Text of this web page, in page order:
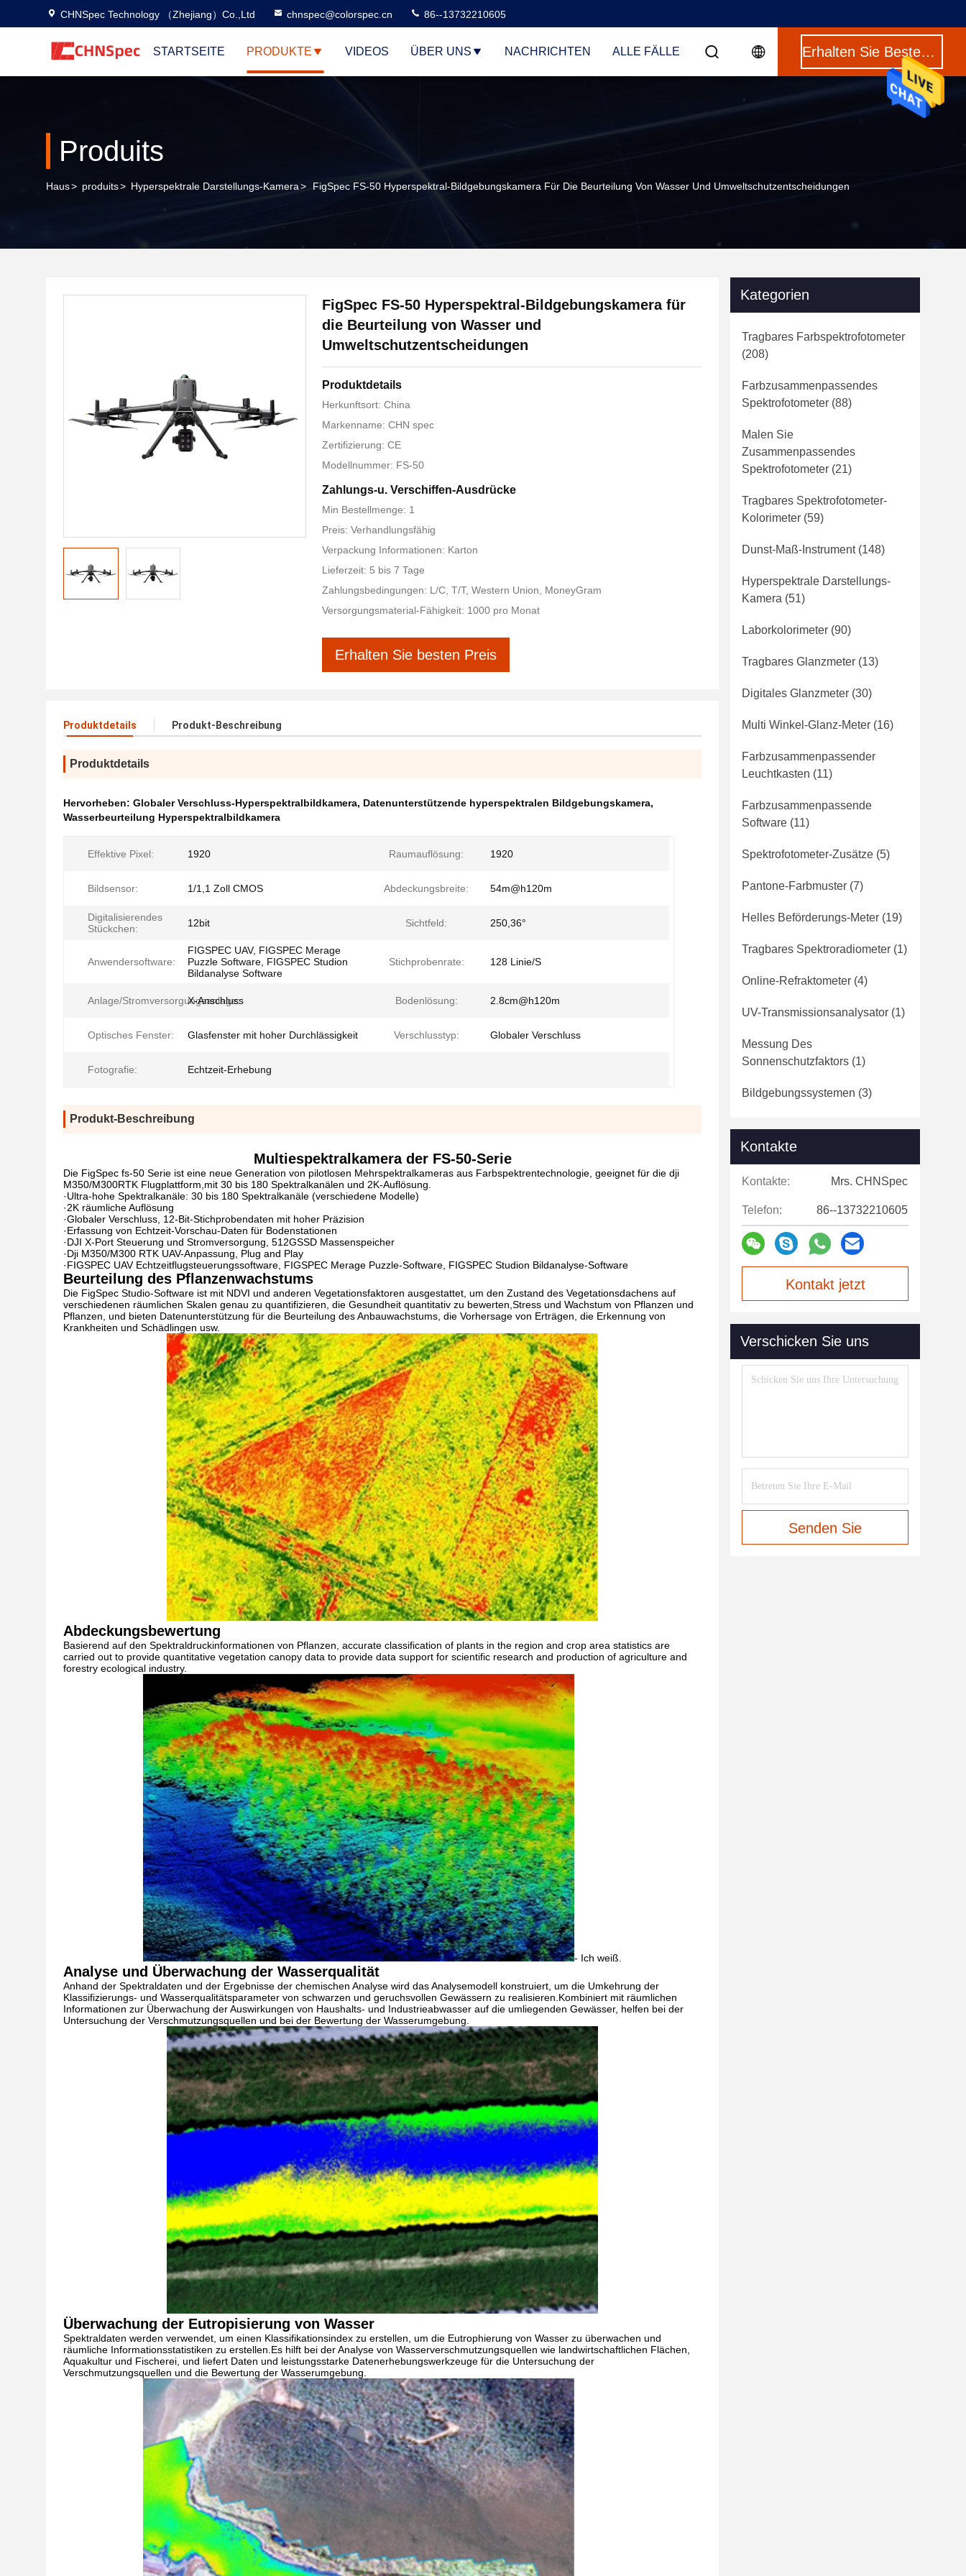
CHNSpec Technology （Zhejiang）Co.,Ltd chnspec@colorspec.cn 86--13732210605
STARTSEITE PRODUKTE VIDEOS ÜBER UNS NACHRICHTEN ALLE FÄLLE Erhalten Sie Besten Preis
Produits
Haus> produits> Hyperspektrale Darstellungs-Kamera> FigSpec FS-50 Hyperspektral-Bildgebungskamera Für Die Beurteilung Von Wasser Und Umweltschutzentscheidungen
FigSpec FS-50 Hyperspektral-Bildgebungskamera für
die Beurteilung von Wasser und
Umweltschutzentscheidungen
Produktdetails
Herkunftsort: China
Markenname: CHN spec
Zertifizierung: CE
Modellnummer: FS-50
Zahlungs-u. Verschiffen-Ausdrücke
Min Bestellmenge: 1
Preis: Verhandlungsfähig
Verpackung Informationen: Karton
Lieferzeit: 5 bis 7 Tage
Zahlungsbedingungen: L/C, T/T, Western Union, MoneyGram
Versorgungsmaterial-Fähigkeit: 1000 pro Monat
Erhalten Sie besten Preis
Produktdetails Produkt-Beschreibung
Produktdetails
Hervorheben: Globaler Verschluss-Hyperspektralbildkamera, Datenunterstützende hyperspektralen Bildgebungskamera,
Wasserbeurteilung Hyperspektralbildkamera
Effektive Pixel: 1920 Raumauflösung: 1920
Bildsensor: 1/1,1 Zoll CMOS Abdeckungsbreite: 54m@h120m
Digitalisierendes
Stückchen:
12bit Sichtfeld: 250,36°
Anwendersoftware:
FIGSPEC UAV, FIGSPEC Merage
Puzzle Software, FIGSPEC Studion
Bildanalyse Software
Stichprobenrate: 128 Linie/S
Anlage/Stromversorgungsanlage:
X-Anschluss Bodenlösung: 2.8cm@h120m
Optisches Fenster: Glasfenster mit hoher Durchlässigkeit Verschlusstyp: Globaler Verschluss
Fotografie: Echtzeit-Erhebung
Produkt-Beschreibung
Multiespektralkamera der FS-50-Serie
Die FigSpec fs-50 Serie ist eine neue Generation von pilotlosen Mehrspektralkameras aus Farbspektrentechnologie, geeignet für die dji
M350/M300RTK Flugplattform,mit 30 bis 180 Spektralkanälen und 2K-Auflösung.
·Ultra-hohe Spektralkanäle: 30 bis 180 Spektralkanäle (verschiedene Modelle)
·2K räumliche Auflösung
·Globaler Verschluss, 12-Bit-Stichprobendaten mit hoher Präzision
·Erfassung von Echtzeit-Vorschau-Daten für Bodenstationen
·DJI X-Port Steuerung und Stromversorgung, 512GSSD Massenspeicher
·Dji M350/M300 RTK UAV-Anpassung, Plug and Play
·FIGSPEC UAV Echtzeitflugsteuerungssoftware, FIGSPEC Merage Puzzle-Software, FIGSPEC Studion Bildanalyse-Software
Beurteilung des Pflanzenwachstums
Die FigSpec Studio-Software ist mit NDVI und anderen Vegetationsfaktoren ausgestattet, um den Zustand des Vegetationsdachens auf
verschiedenen räumlichen Skalen genau zu quantifizieren, die Gesundheit quantitativ zu bewerten,Stress und Wachstum von Pflanzen und
Pflanzen, und bieten Datenunterstützung für die Beurteilung des Anbauwachstums, die Vorhersage von Erträgen, die Erkennung von
Krankheiten und Schädlingen usw.
Abdeckungsbewertung
Basierend auf den Spektraldruckinformationen von Pflanzen, accurate classification of plants in the region and crop area statistics are
carried out to provide quantitative vegetation canopy data to provide data support for scientific research and production of agriculture and
forestry ecological industry.
- Ich weiß.
Analyse und Überwachung der Wasserqualität
Anhand der Spektraldaten und der Ergebnisse der chemischen Analyse wird das Analysemodell konstruiert, um die Umkehrung der
Klassifizierungs- und Wasserqualitätsparameter von schwarzen und geruchsvollen Gewässern zu realisieren.Kombiniert mit räumlichen
Informationen zur Überwachung der Auswirkungen von Haushalts- und Industrieabwasser auf die umliegenden Gewässer, helfen bei der
Untersuchung der Verschmutzungsquellen und bei der Bewertung der Wasserumgebung.
Überwachung der Eutropisierung von Wasser
Spektraldaten werden verwendet, um einen Klassifikationsindex zu erstellen, um die Eutrophierung von Wasser zu überwachen und
räumliche Informationsstatistiken zu erstellen.Es hilft bei der Analyse von Wasserverschmutzungsquellen wie landwirtschaftlichen Flächen,
Aquakultur und Fischerei, und liefert Daten und leistungsstarke Datenerhebungswerkzeuge für die Untersuchung der
Verschmutzungsquellen und die Bewertung der Wasserumgebung.
Kategorien
Tragbares Farbspektrofotometer
(208)
Farbzusammenpassendes
Spektrofotometer (88)
Malen Sie
Zusammenpassendes
Spektrofotometer (21)
Tragbares Spektrofotometer-
Kolorimeter (59)
Dunst-Maß-Instrument(148)
Hyperspektrale Darstellungs-
Kamera (51)
Laborkolorimeter (90)
Tragbares Glanzmeter (13)
Digitales Glanzmeter (30)
Multi Winkel-Glanz-Meter (16)
Farbzusammenpassender
Leuchtkasten (11)
Farbzusammenpassende
Software (11)
Spektrofotometer-Zusätze (5)
Pantone-Farbmuster (7)
Helles Beförderungs-Meter (19)
Tragbares Spektroradiometer (1)
Online-Refraktometer (4)
UV-Transmissionsanalysator (1)
Messung Des
Sonnenschutzfaktors (1)
Bildgebungssystemen (3)
Kontakte
Kontakte: Mrs. CHNSpec
Telefon: 86--13732210605
Kontakt jetzt
Verschicken Sie uns
Senden Sie